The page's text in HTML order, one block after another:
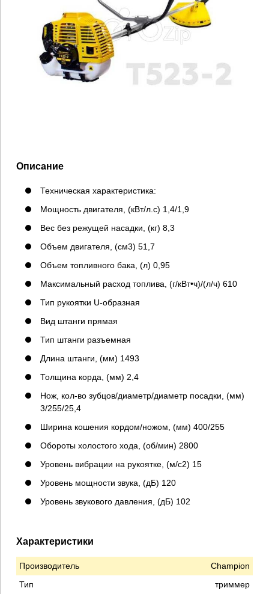
Описание
Техническая характеристика:
Мощность двигателя, (кВт/л.с) 1,4/1,9
Вес без режущей насадки, (кг) 8,3
Объем двигателя, (см3) 51,7
Объем топливного бака, (л) 0,95
Максимальный расход топлива, (г/кВт•ч)/(л/ч) 610
Тип рукоятки U-образная
Вид штанги прямая
Тип штанги разъемная
Длина штанги, (мм) 1493
Толщина корда, (мм) 2,4
Нож, кол-во зубцов/диаметр/диаметр посадки, (мм)
3/255/25,4
Ширина кошения кордом/ножом, (мм) 400/255
Обороты холостого хода, (об/мин) 2800
Уровень вибрации на рукоятке, (м/с2) 15
Уровень мощности звука, (дБ) 120
Уровень звукового давления, (дБ) 102
Характеристики
Производитель
Champion
Тип
триммер